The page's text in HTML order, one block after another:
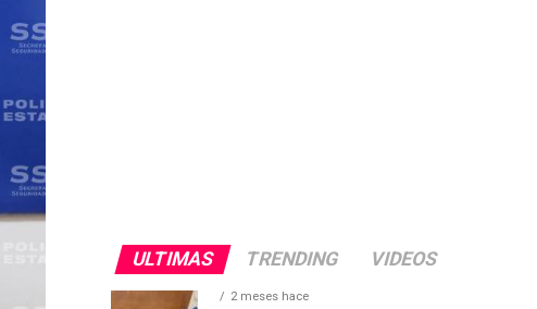
ULTIMAS TRENDING VIDEOS
2 meses hace